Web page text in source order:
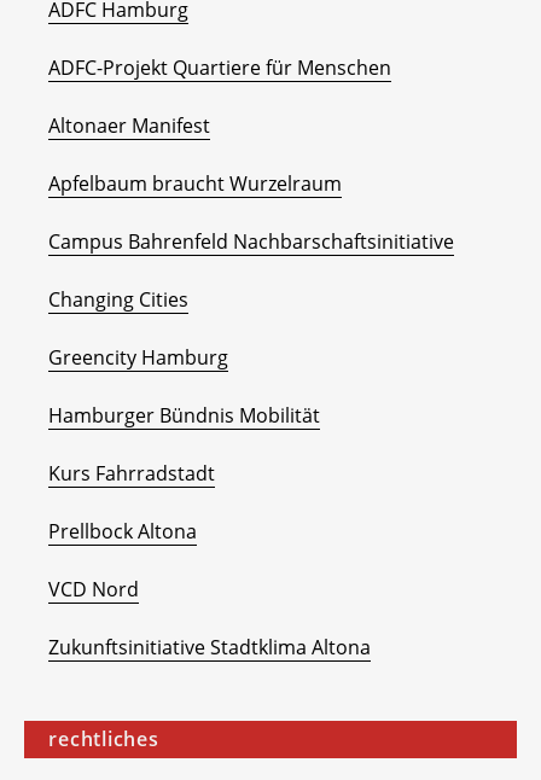
ADFC Hamburg
ADFC-Projekt Quartiere für Menschen
Altonaer Manifest
Apfelbaum braucht Wurzelraum
Campus Bahrenfeld Nachbarschaftsinitiative
Changing Cities
Greencity Hamburg
Hamburger Bündnis Mobilität
Kurs Fahrradstadt
Prellbock Altona
VCD Nord
Zukunftsinitiative Stadtklima Altona
rechtliches